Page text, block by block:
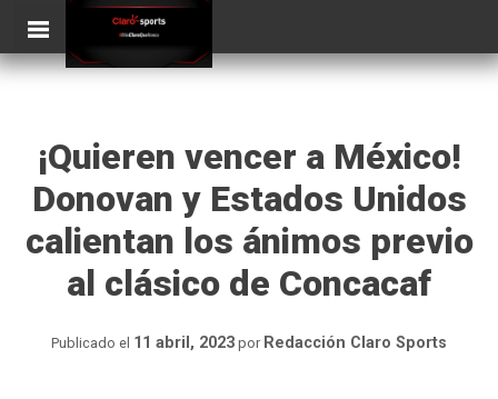
content
ClaroSports
¡Quieren vencer a México!
Donovan y Estados Unidos
calientan los ánimos previo
al clásico de Concacaf
Publicado el 11 abril, 2023 por Redacción Claro Sports